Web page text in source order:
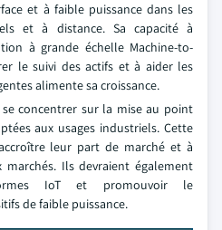
et à faible puissance dans les
et à distance. Sa capacité à
à grande échelle Machine-to-
le suivi des actifs et à aider les
alimente sa croissance.
concentrer sur la mise au point
aux usages industriels. Cette
leur part de marché et à
Ils devraient également
IoT et promouvoir le
de faible puissance.